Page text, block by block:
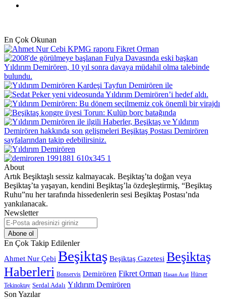
En Çok Okunan
About
Artık Beşiktaşlı sessiz kalmayacak. Beşiktaş’ta doğan veya
Beşiktaş’ta yaşayan, kendini Beşiktaş’la özdeşleştirmiş, “Beşiktaş
Ruhu”nu her tarafında hissedenlerin sesi Beşiktaş Postası’nda
yankılanacak.
Newsletter
E-
Posta
adresinizi
giriniz
En Çok Takip Edilenler
Ahmet Nur Çebi Beşiktaş Beşiktaş Gazetesi Beşiktaş
Haberleri Bonservis Demirören Fikret Orman Hasan Arat Hürser
Tekinoktay Serdal Adalı Yıldırım Demirören
Son Yazılar